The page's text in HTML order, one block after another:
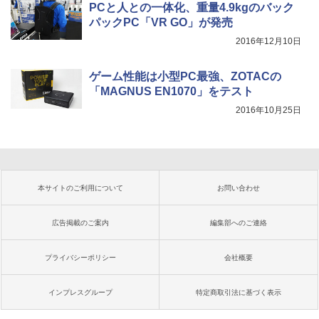
PCと人との一体化、重量4.9kgのバック
パックPC「VR GO」が発売
2016年12月10日
ゲーム性能は小型PC最強、ZOTACの
「MAGNUS EN1070」をテスト
2016年10月25日
本サイトのご利用について お問い合わせ
広告掲載のご案内 編集部へのご連絡
プライバシーポリシー 会社概要
インプレスグループ 特定商取引法に基づく表示